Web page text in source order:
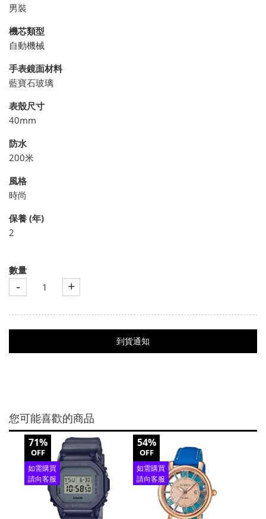
男裝
機芯類型
自動機械
手表鏡面材料
藍寶石玻璃
表殼尺寸
40mm
防水
200米
風格
時尚
保養 (年)
2
數量
- +
到貨通知
您可能喜歡的商品
71%
OFF
如需購買
請向客服
查詢
54%
OFF
如需購買
請向客服
查詢